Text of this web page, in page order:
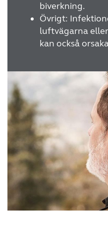
New Zealand
Schweiz
United States
عربي
biverkning.
Övrigt:
luftvägarna
kan också